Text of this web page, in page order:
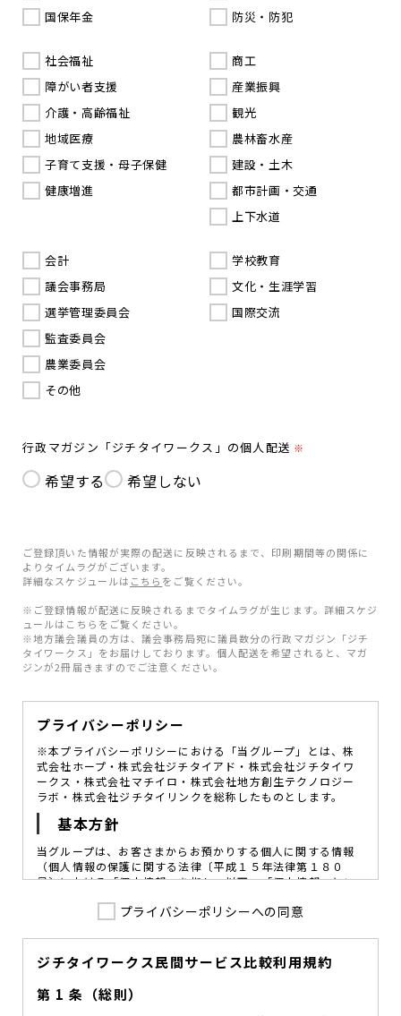
国保年金
防災・防犯
社会福祉
障がい者支援
介護・高齢福祉
地域医療
子育て支援・母子保健
健康増進
商工
産業振興
観光
農林畜水産
建設・土木
都市計画・交通
上下水道
会計
議会事務局
選挙管理委員会
監査委員会
農業委員会
その他
学校教育
文化・生涯学習
国際交流
行政マガジン「ジチタイワークス」の個人配送 ※
希望する 希望しない
ご登録頂いた情報が実際の配送に反映されるまで、印刷期間等の関係に
よりタイムラグがございます。
詳細なスケジュールは こちら をご覧ください。
※ご登録情報が配送に反映されるまでタイムラグが生じます。詳細スケジ
ュールはこちらをご覧ください。
※地方議会議員の方は、議会事務局宛に議員数分の行政マガジン「ジチ
タイワークス」をお届けしております。個人配送を希望されると、マガ
ジンが2冊届きますのでご注意ください。
プライバシーポリシー
※本プライバシーポリシーにおける「当グループ」とは、株
式会社ホープ・株式会社ジチタイアド・株式会社ジチタイワ
ークス・株式会社マチイロ・株式会社地方創生テクノロジー
ラボ・株式会社ジチタイリンクを総称したものとします。
基本方針
当グループは、お客さまからお預かりする個人に関する情報
（個人情報の保護に関する法律〔平成１５年法律第１８０
号〕における「個人情報」を指し、以下、「個人情報」とい
図ることが、重要な社会的責務であると考えております。
を定め、役員及び従業員に個人情報保護の重要性の認識と取
組みを徹底させることによって、個人情報の適切な取り扱い
に努めてまいります。
プライバシーポリシーへの同意
ジチタイワークス民間サービス比較利用規約
第 1 条（総則）